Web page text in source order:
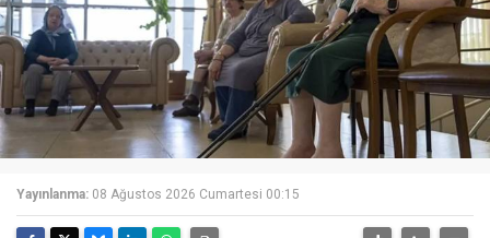
Yayınlanma: 08 Ağustos 2026 Cumartesi 00:15